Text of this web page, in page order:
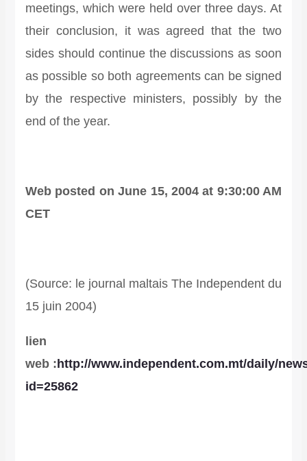
meetings, which were held over three days. At
their conclusion, it was agreed that the two
sides should continue the discussions as soon
as possible so both agreements can be signed
by the respective ministers, possibly by the
end of the year.
Web posted on June 15, 2004 at 9:30:00 AM
CET
(Source: le journal maltais The Independent du
15 juin 2004)
lien
web :http://www.independent.com.mt/daily/
id=25862